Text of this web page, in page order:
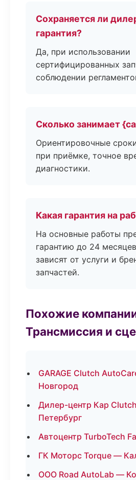
Сохраняется ли
гарантия?
Да, при использовании
сертифицированных
соблюдении
Сколько занимает
Ориентировочные
при приёмке, точное
диагностики.
Какая гарантия на
На основные работы
гарантию до 24
зависят от услуги и
запчастей.
Похожие
Трансмиссия и
GARAGE Clutch
Новгород
Дилер-центр Кар
Петербург
Автоцентр TurboTech
ГК Моторс Torque —
ООО Road AutoLab —